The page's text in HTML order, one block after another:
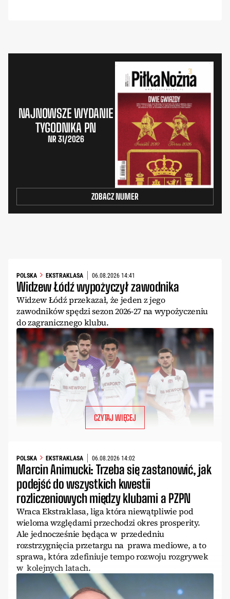
NAJNOWSZE WYDANIE
TYGODNIKA PN
NR 31/2026
ZOBACZ NUMER
POLSKA EKSTRAKLASA 06.08.2026 14:41
Widzew Łódź wypożyczył zawodnika
Widzew Łódź przekazał, że jeden z jego
zawodników spędzi sezon 2026-27 na wypożyczeniu
do zagranicznego klubu.
CZYTAJ WIĘCEJ
POLSKA EKSTRAKLASA 06.08.2026 14:02
Marcin Animucki: Trzeba się zastanowić, jak
podejść do wszystkich kwestii
rozliczeniowych między klubami a PZPN
Wraca Ekstraklasa, liga która niewątpliwie pod
wieloma względami przechodzi okres prosperity.
Ale jednocześnie będąca w przededniu
rozstrzygnięcia przetargu na prawa mediowe, a to
sprawa, która zdefiniuje tempo rozwoju rozgrywek
w kolejnych latach.